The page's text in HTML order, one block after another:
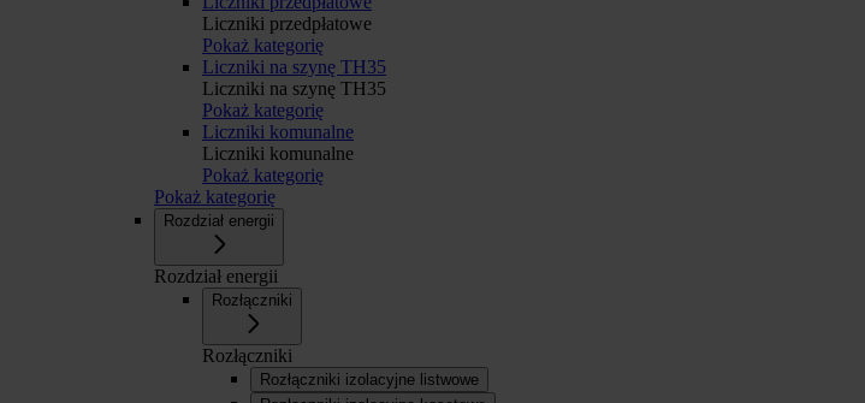
Liczniki przedpłatowe
Pokaż kategorię
Liczniki na szynę TH35
Liczniki na szynę TH35
Pokaż kategorię
Liczniki komunalne
Liczniki komunalne
Pokaż kategorię
Pokaż kategorię
Rozdział energii
Rozdział energii
Rozłączniki
Rozłączniki
Rozłączniki izolacyjne listwowe